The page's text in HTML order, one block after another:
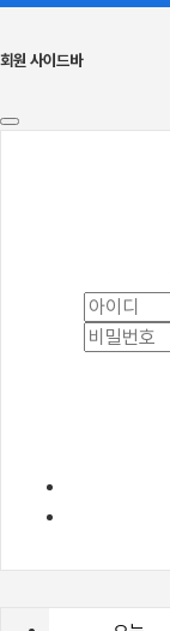
회원 사이드바